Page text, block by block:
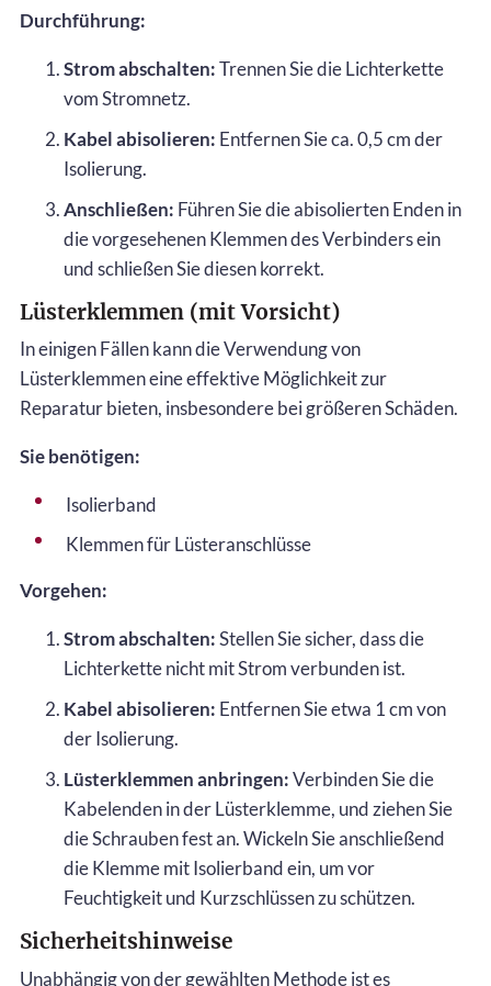
Durchführung:
Strom abschalten:Trennen Sie die Lichterkette
vom Stromnetz.
Kabel abisolieren: Entfernen Sie ca. 0,5 cm der
Isolierung.
Anschließen: Führen Sie die abisolierten Enden in
die vorgesehenen Klemmen des Verbinders ein
und schließen Sie diesen korrekt.
Lüsterklemmen (mit Vorsicht)
In einigen Fällen kann die Verwendung von
Lüsterklemmen eine effektive Möglichkeit zur
Reparatur bieten, insbesondere bei größeren Schäden.
Sie benötigen:
Isolierband
Klemmen für Lüsteranschlüsse
Vorgehen:
Strom abschalten:Stellen Sie sicher, dass die
Lichterkette nicht mit Strom verbunden ist.
Kabel abisolieren: Entfernen Sie etwa 1 cm von
der Isolierung.
Lüsterklemmen anbringen:Verbinden Sie die
Kabelenden in der Lüsterklemme, und ziehen Sie
die Schrauben fest an. Wickeln Sie anschließend
die Klemme mit Isolierband ein, um vor
Feuchtigkeit und Kurzschlüssen zu schützen.
Sicherheitshinweise
Unabhängig von der gewählten Methode ist es